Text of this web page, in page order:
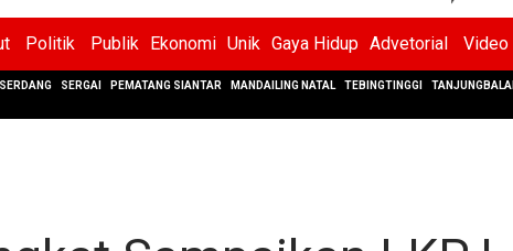
Politik Publik Ekonomi Unik Gaya Hidup Advetorial Video
SERGAI PEMATANG SIANTAR MANDAILING NATAL TEBINGTINGGI TANJUNGBALAI